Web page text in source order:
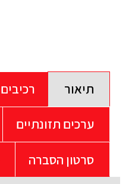
תיאור רכיבים
ערכים תזונתיים
סרטון הסברה